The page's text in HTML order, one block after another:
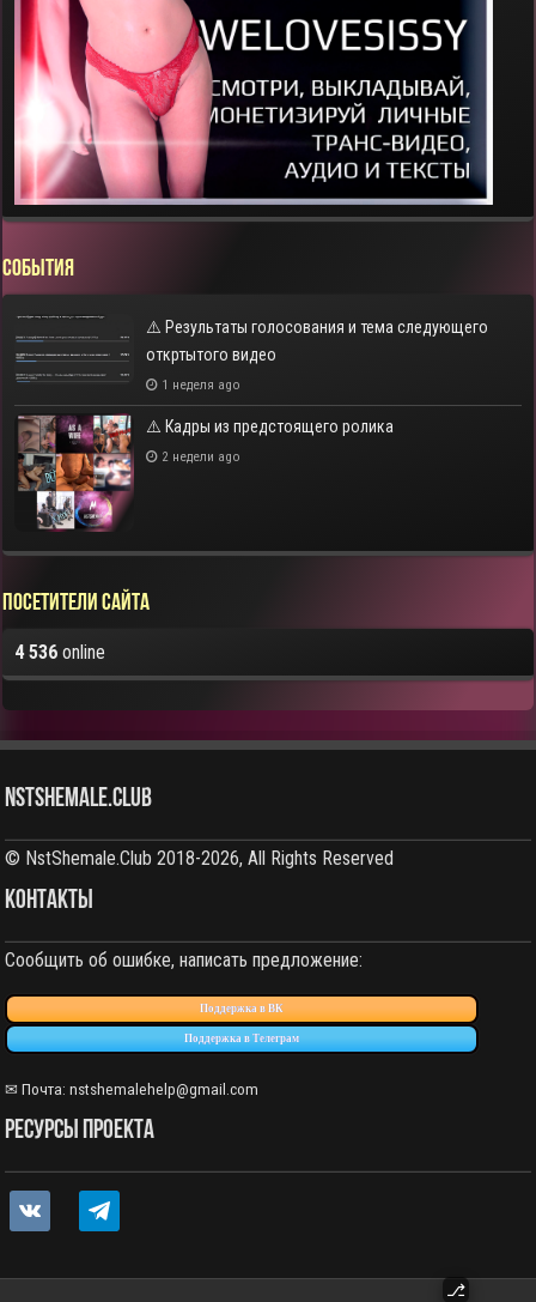
СОБЫТИЯ
⚠️ Результаты голосования и тема следующего
откртытого видео
1 неделя ago
⚠️ Кадры из предстоящего ролика
2 недели ago
Посетители сайта
4 536 online
NstShemale.Club
© NstShemale.Club 2018-2026, All Rights Reserved
КОНТАКТЫ
Сообщить об ошибке, написать предложение:
Поддержка в ВК
Поддержка в Телеграм
✉ Почта: nstshemalehelp@gmail.com
РЕСУРСЫ ПРОЕКТА
vkontakte telegram
⎇